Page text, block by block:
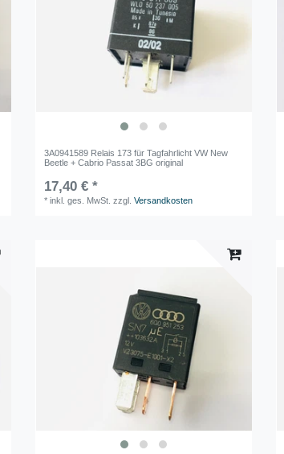
3A0941589 Relais 173 für Tagfahrlicht VW New
Beetle + Cabrio Passat 3BG original
17,40 € *
*inkl. ges. MwSt. zzgl.Versandkosten